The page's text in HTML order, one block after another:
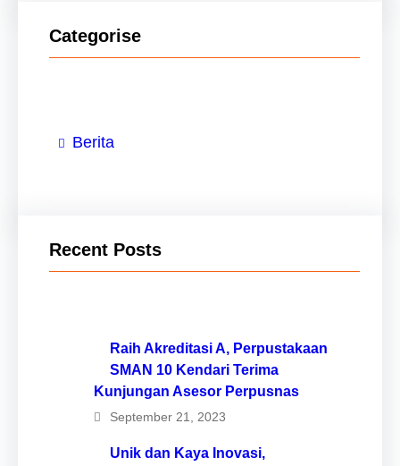
Categorise
Berita
Recent Posts
Raih Akreditasi A, Perpustakaan
SMAN 10 Kendari Terima
Kunjungan Asesor Perpusnas
September 21, 2023
Unik dan Kaya Inovasi,